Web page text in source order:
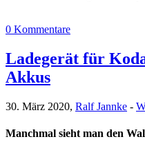
0 Kommentare
Ladegerät für
Akkus
30. März 2020, Ralf Jannke -
Manchmal sieht man den